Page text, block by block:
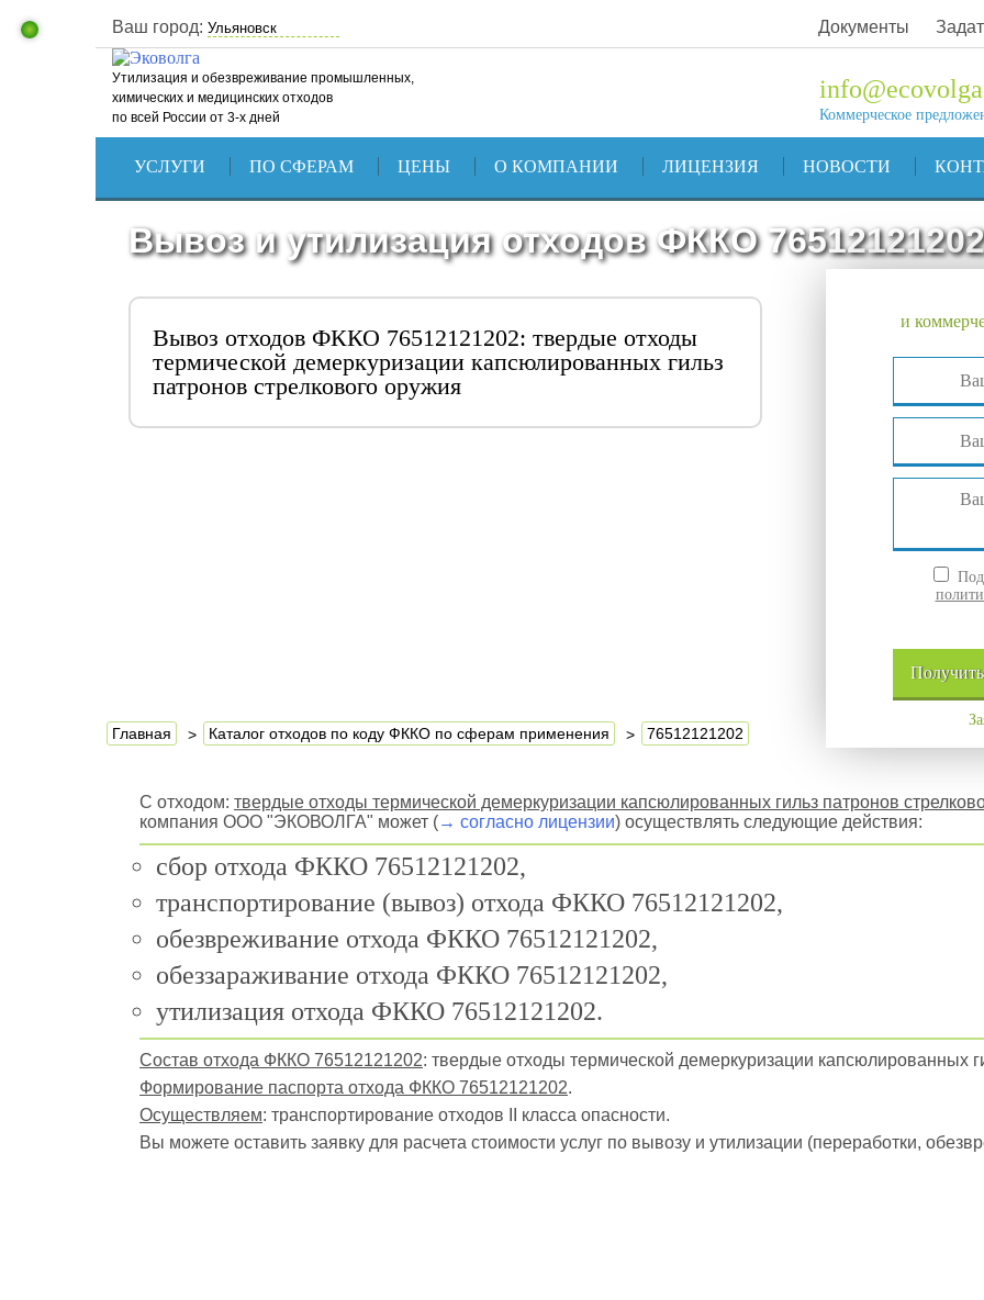
Ваш город: Документы
Утилизация и обезвреживание промышленных,
химических и медицинских отходов
по всей России от 3-х дней
Коммерческое
УСЛУГИ ПО СФЕРАМ ЦЕНЫ О КОМПАНИИ ЛИЦЕНЗИЯ НОВОСТИ
Вывоз и утилизация отходов ФККО 76512121202
Вывоз отходов ФККО 76512121202: твердые отходы
термической демеркуризации капсюлированных гильз
патронов стрелкового оружия
и
Получить
Главная Каталог отходов по коду ФККО по сферам применения 76512121202
С отходом: твердые отходы термической демеркуризации капсюлированных гильз патронов
компания ООО "ЭКОВОЛГА" может (→ согласно лицензии) осуществлять следующие действия:
сбор отхода ФККО 76512121202,
транспортирование (вывоз) отхода ФККО 76512121202,
обезвреживание отхода ФККО 76512121202,
обеззараживание отхода ФККО 76512121202,
утилизация отхода ФККО 76512121202.
Состав отхода ФККО 76512121202: твердые отходы термической демеркуризации капсюлированных
Формирование паспорта отхода ФККО 76512121202.
Осуществляем: транспортирование отходов II класса опасности.
Вы можете оставить заявку для расчета стоимости услуг по вывозу и утилизации (переработки,